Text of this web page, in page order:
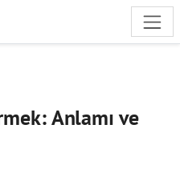
Anlamı ve